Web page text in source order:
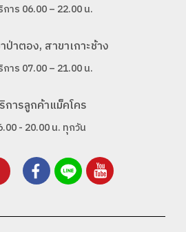
การ 06.00 – 22.00 น.
ป่าตอง, สาขาเกาะช้าง
การ 07.00 – 21.00 น.
ารลูกค้าแม็คโคร
- 20.00 น. ทุกวัน